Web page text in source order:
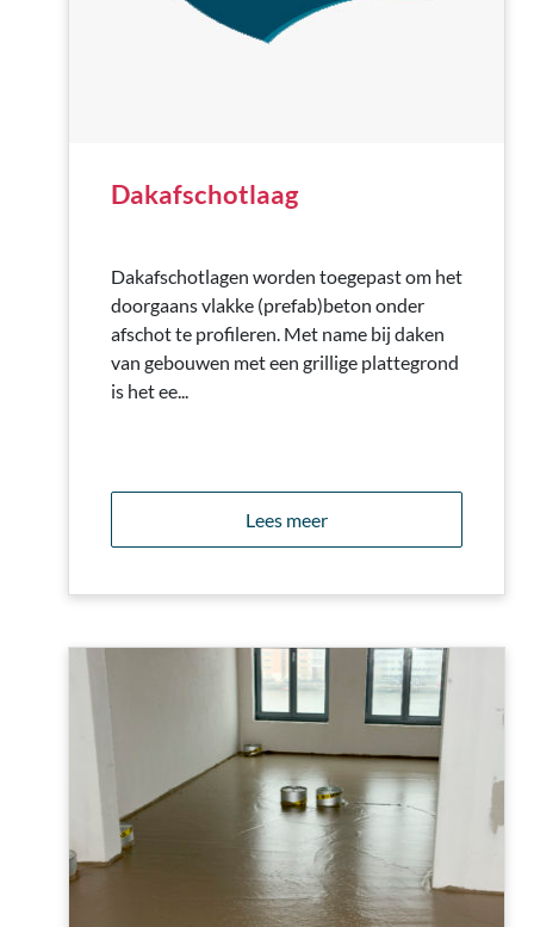
Dakafschotlaag
Dakafschotlagen worden toegepast om het
doorgaans vlakke (prefab)beton onder
afschot te profileren. Met name bij daken
van gebouwen met een grillige plattegrond
is het ee...
Lees meer